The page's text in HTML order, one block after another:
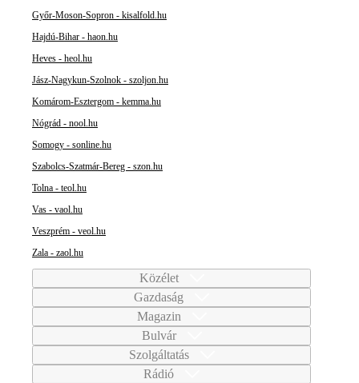
Győr-Moson-Sopron - kisalfold.hu
Hajdú-Bihar - haon.hu
Heves - heol.hu
Jász-Nagykun-Szolnok - szoljon.hu
Komárom-Esztergom - kemma.hu
Nógrád - nool.hu
Somogy - sonline.hu
Szabolcs-Szatmár-Bereg - szon.hu
Tolna - teol.hu
Vas - vaol.hu
Veszprém - veol.hu
Zala - zaol.hu
Közélet
Gazdaság
Magazin
Bulvár
Szolgáltatás
Rádió